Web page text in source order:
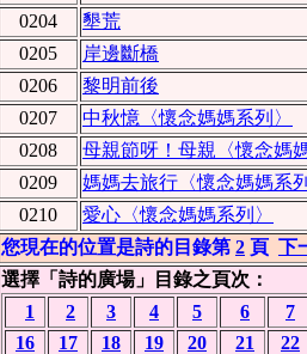
0204
墾荒
0205
岸邊斷橋
0206
黎明前後
0207
中秋憶〈懷念媽媽系列〉
0208
母親節呀！母親〈懷念媽
0209
媽媽去旅行〈懷念媽媽系
0210
愛心〈懷念媽媽系列〉
您現在的位置是詩的目錄第 2 頁 下
選擇「詩的廣場」目錄之頁次：
1
2 3 4 5 6
7
16
17 18 19 20 21
22